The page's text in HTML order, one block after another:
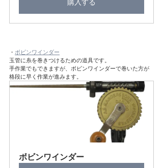
購入する
・ ボビンワインダー
玉管に糸を巻きつけるための道具です。
手作業でもできますが、ボビンワインダーで巻いた方が
格段に早く作業が進みます。
ボビンワインダー